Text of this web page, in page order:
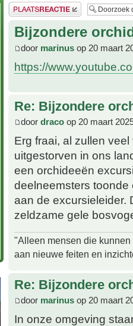
Plaats een reactie
Bijzondere
door marinus op 20 maart
https://
Re: Bijzondere
door draco op 20 maart
Erg fraai, al zullen
uitgestorven in ons
een orchideeën
deelneemsters
aan de excursieleider.
zeldzame gele
"Alleen mensen die
aan nieuwe feiten en
Re: Bijzondere
door marinus op 20 maart
In onze omgeving